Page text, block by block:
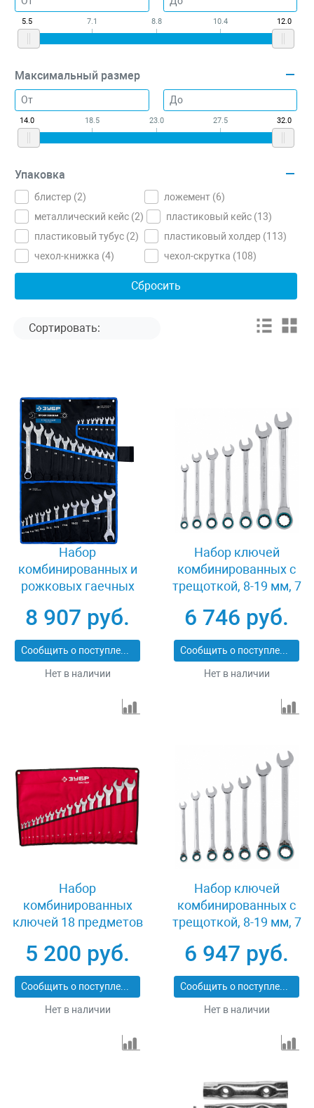
5.5 7.1 8.8 10.4 12.0
Максимальный размер
14.0 18.5 23.0 27.5 32.0
Упаковка
блистер (2) ложемент (6)
металлический кейс (2) пластиковый кейс (13)
пластиковый тубус (2) пластиковый холдер (113)
чехол-книжка (4) чехол-скрутка (108)
Набор
комбинированных и
рожковых гаечных
предмета Зубр 27086-
H32
8 907 руб.
Сообщить о поступлении
Нет в наличии
Набор ключей
комбинированных с
трещоткой, 8-19 мм, 7
6 746 руб.
Сообщить о поступлении
Нет в наличии
Набор
комбинированных
ключей 18 предметов
27087-H18
5 200 руб.
Сообщить о поступлении
Нет в наличии
Набор ключей
комбинированных с
трещоткой, 8-19 мм, 7
Gross 14892
6 947 руб.
Сообщить о поступлении
Нет в наличии